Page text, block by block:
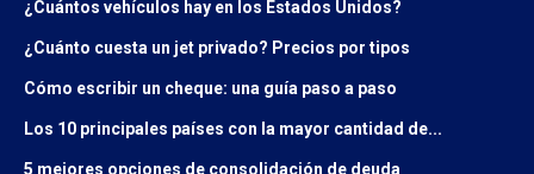
¿Cuántos vehículos hay en los Estados Unidos?
¿Cuánto cuesta un jet privado? Precios por tipos
Cómo escribir un cheque: una guía paso a paso
Los 10 principales países con la mayor cantidad de...
5 mejores opciones de consolidación de deuda